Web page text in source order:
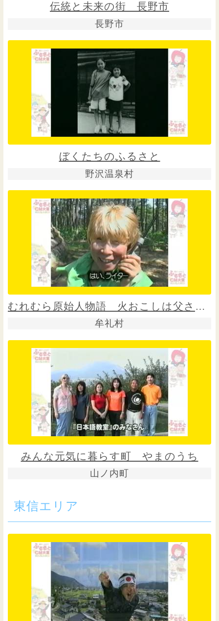
伝統と未来の街 長野市
長野市
ぼくたちのふるさと
野沢温泉村
むれむら原始人物語 火おこしは父さんに任せろ！
牟礼村
みんな元気に暮らす町 やまのうち
山ノ内町
東信エリア